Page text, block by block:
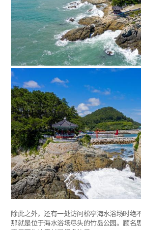
除此之外，还有一处访问松亭海水浴场时绝
那就是位于海水浴场尽头的竹岛公园。顾名